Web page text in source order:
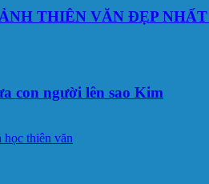
THIÊN VĂN ĐẸP NHẤT
con người lên sao Kim
thiên văn